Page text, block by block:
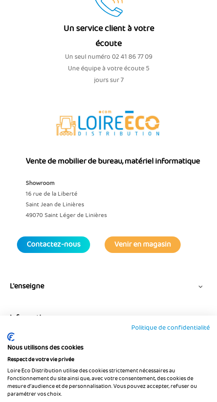
Un service client à votre
écoute
Un seul numéro 02 41 86 77 09
Une équipe à votre écoute 5
jours sur 7
Vente de mobilier de bureau, matériel informatique
Showroom
16 rue de la Liberté
Saint Jean de Linières
49070 Saint Léger de Linières
Contactez-nous Venir en magasin
L'enseigne 
Informations
Suivez-nous
Politique de confidentialité
Nous utilisons des cookies
Respect de votre vie privée
Loire Eco Distribution utilise des cookies strictement nécessaires au
fonctionnement du site ainsi que, avec votre consentement, des cookies de
mesure d’audience et de personnalisation. Vous pouvez accepter, refuser ou
paramétrer vos choix.